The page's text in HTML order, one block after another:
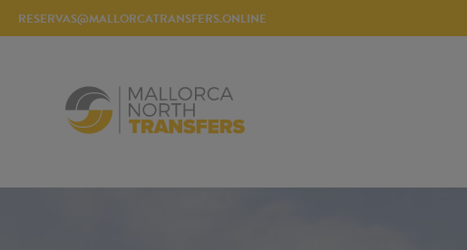
RESERVAS@MALLORCATRANSFERS.ONLINE